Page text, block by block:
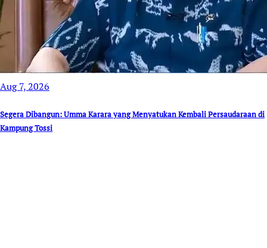
Aug 7, 2026
Segera Dibangun: Umma Karara yang Menyatukan Kembali Persaudaraan di
Kampung Tossi